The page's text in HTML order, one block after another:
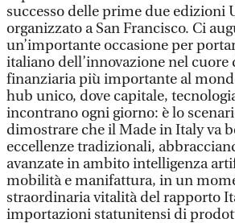
successo delle prime due edizioni
organizzato a San Francisco. Ci
un’importante occasione per
italiano dell’innovazione nel cuore
finanziaria più importante al
hub unico, dove capitale,
incontrano ogni giorno: è lo
dimostrare che il Made in Italy va
eccellenze tradizionali,
avanzate in ambito intelligenza
mobilità e manifattura, in un
straordinaria vitalità del rapporto
importazioni statunitensi di